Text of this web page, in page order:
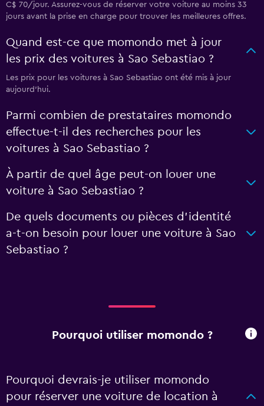
C$ 70/jour. Assurez-vous de réserver votre voiture au moins 33
jours avant la prise en charge pour trouver les meilleures offres.
Quand est-ce que momondo met à jour
les prix des voitures à Sao Sebastiao ?
Les prix pour les voitures à Sao Sebastiao ont été mis à jour
aujourd'hui.
Parmi combien de prestataires momondo
effectue-t-il des recherches pour les
voitures à Sao Sebastiao ?
À partir de quel âge peut-on louer une
voiture à Sao Sebastiao ?
De quels documents ou pièces d'identité
a-t-on besoin pour louer une voiture à Sao
Sebastiao ?
Pourquoi utiliser momondo ?
Pourquoi devrais-je utiliser momondo
pour réserver une voiture de location à